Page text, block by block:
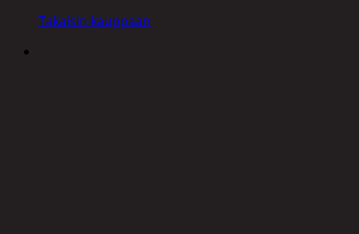
Takaisin kauppaan